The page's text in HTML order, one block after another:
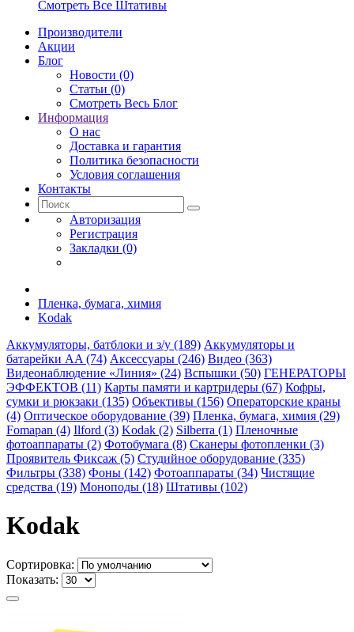
Смотреть Все Штативы
Производители
Акции
Блог
Новости (0)
Статьи (0)
Смотреть Весь Блог
Информация
О нас
Доставка и гарантия
Политика безопасности
Условия соглашения
Контакты
Авторизация
Регистрация
Закладки (0)
Пленка, бумага, химия
Kodak
Аккумуляторы, батблоки и з/у (189) Аккумуляторы и
батарейки AA (74) Аксессуары (246) Видео (363)
Видеонаблюдение «Линия» (24) Вспышки (50) ГЕНЕРАТОРЫ
ЭФФЕКТОВ (11) Карты памяти и картридеры (67) Кофры,
сумки и рюкзаки (135) Объективы (156) Операторские краны
(4) Оптическое оборудование (39) Пленка, бумага, химия (29)
Fomapan (4) Ilford (3) Kodak (2) Silberra (1) Пленочные
фотоаппараты (2) Фотобумага (8) Сканеры фотопленки (3)
Проявитель Фиксаж (5) Студийное оборудование (335)
Фильтры (338) Фоны (142) Фотоаппараты (34) Чистящие
средства (19) Моноподы (18) Штативы (102)
Kodak
Сортировка:
Показать: